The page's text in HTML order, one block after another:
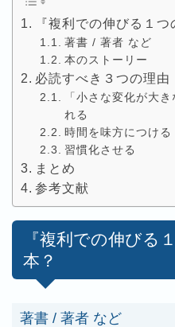
『複利での伸びる１
著書 / 著者 など
本のストーリー
必読すべき３つの理由
「小さな変化が大
れる
時間を味方につける
習慣化させる
まとめ
参考文献
『複利での伸びる
本？
著書 / 著者 など